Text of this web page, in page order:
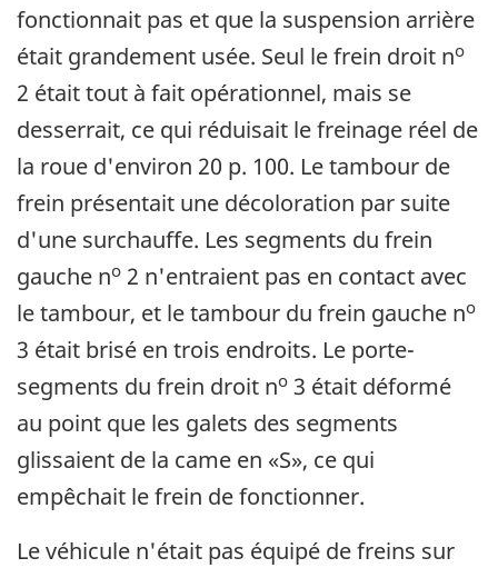
fonctionnait pas et que la suspension arrière
était grandement usée. Seul le frein droit no
2 était tout à fait opérationnel, mais se
desserrait, ce qui réduisait le freinage réel de
la roue d'environ 20 p. 100. Le tambour de
frein présentait une décoloration par suite
d'une surchauffe. Les segments du frein
gauche no 2 n'entraient pas en contact avec
le tambour, et le tambour du frein gauche no
3 était brisé en trois endroits. Le porte-
segments du frein droit no 3 était déformé
au point que les galets des segments
glissaient de la came en «S», ce qui
empêchait le frein de fonctionner.
Le véhicule n'était pas équipé de freins sur